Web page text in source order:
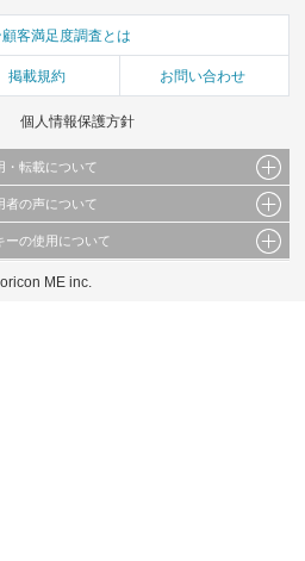
客満足度調査とは
掲載規約 お問い合わせ
個人情報保護方針
・転載について
写真、イラスト、画像データ等）及びこれらの配
載・複製などの二次利用を行うことは固く禁じて
者の声について
ービスの利用者が提出された見解・感想です。
いただいた上でご覧ください。
ーの使用について
ーザーに合わせたコンテンツや広告の表示、ソー
ME inc.